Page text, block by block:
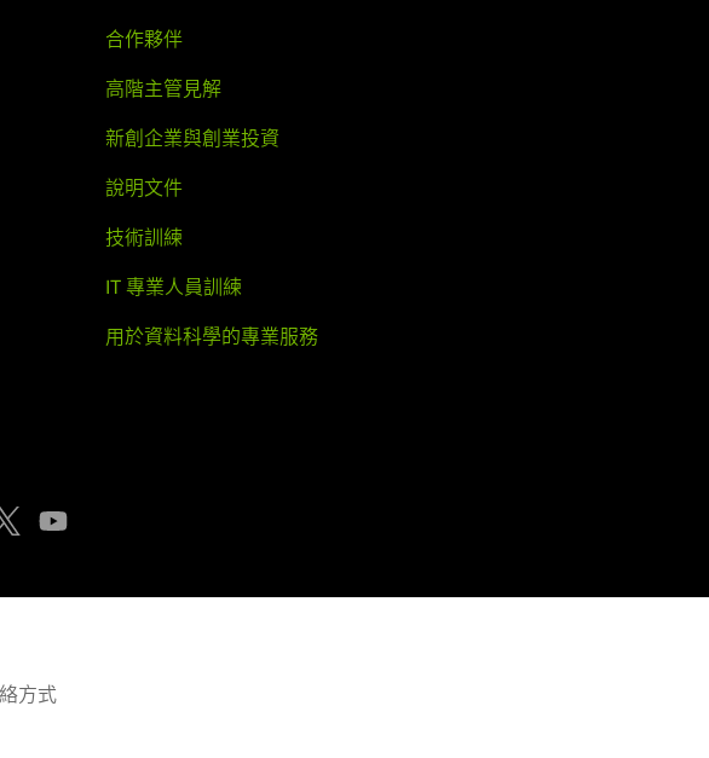
合作夥伴
高階主管見解
新創企業與創業投資
說明文件
技術訓練
IT 專業人員訓練
用於資料科學的專業服務
方式